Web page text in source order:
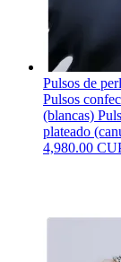
Pulsos de
Pulsos
(blancas)
plateado
4,980.00